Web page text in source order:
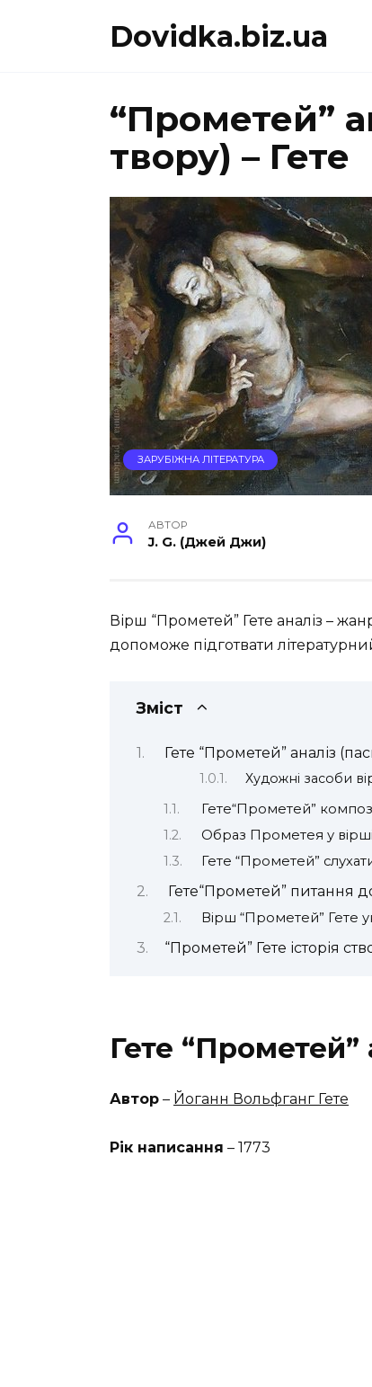
Dovidka.biz.ua
“Прометей”
твору) – Гете
ЗАРУБІЖНА ЛІТЕРАТУРА
АВТОР
J. G. (Джей Джи)
Вірш “Прометей” Гете аналіз –
допоможе підготвати
Зміст
Гете “Прометей” аналіз
Художні засоби
Гете“Прометей”
Образ Прометея у
Гете “Прометей”
Гете“Прометей” питання
Вірш “Прометей” Гете
“Прометей” Гете історія
Гете “Прометей”
Автор – Йоганн Вольфганг Гете
Рік написання – 1773